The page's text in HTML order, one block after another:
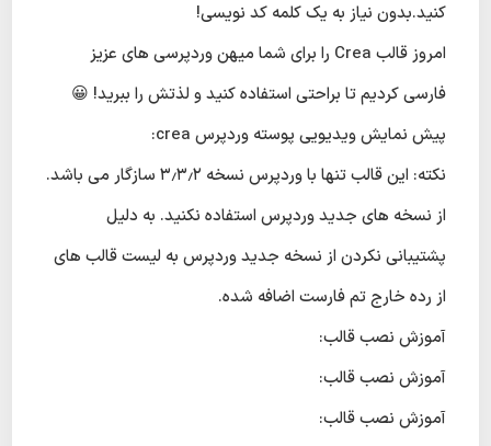
کنید.بدون نیاز به یک کلمه کد نویسی!
امروز قالب Crea را برای شما میهن وردپرسی های عزیز
فارسی کردیم تا براحتی استفاده کنید و لذتش را ببرید! 😀
پیش نمایش ویدیویی پوسته وردپرس crea:
نکته: این قالب تنها با وردپرس نسخه ۳٫۳٫۲ سازگار می باشد.
از نسخه های جدید وردپرس استفاده نکنید. به دلیل
پشتیبانی نکردن از نسخه جدید وردپرس به لیست قالب های
از رده خارج تم فارست اضافه شده.
آموزش نصب قالب:
آموزش نصب قالب:
آموزش نصب قالب: